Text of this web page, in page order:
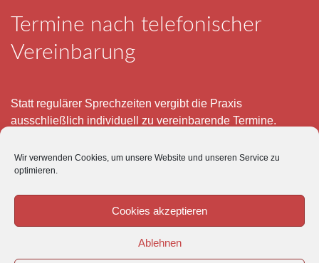
Wir verwenden Cookies, um unsere Website und unseren Service zu
optimieren.
Cookies akzeptieren
Ablehnen
Termine nach telefonischer
Vereinbarung
Statt regulärer Sprechzeiten vergibt die Praxis
ausschließlich individuell zu vereinbarende Termine.
– 12 und 15 – 18 Uhr.
Im Übrigen ist der Tierärztliche Notdienst unter Tel: 0180-